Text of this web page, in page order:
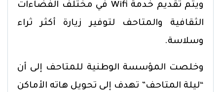
ويتم تقديم خدمة Wifi في مختلف الفضاءات
الثقافية والمتاحف لتوفير زيارة أكثر ثراء
وسلاسة.
وخلصت المؤسسة الوطنية للمتاحف إلى أن
“ليلة المتاحف” تهدف إلى تحويل هاته الأماكن